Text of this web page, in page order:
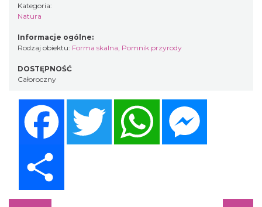
Kategoria:
Natura
Informacje ogólne:
Rodzaj obiektu: Forma skalna Pomnik przyrody
DOSTĘPNOŚĆ
Całoroczny
Twitter WhatsApp